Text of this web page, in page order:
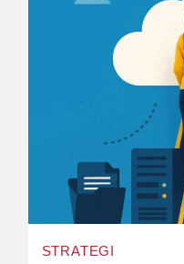
STRATEGI